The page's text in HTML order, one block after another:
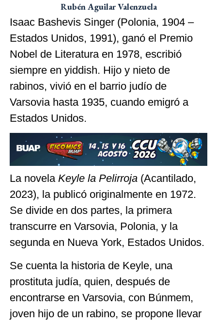
Rubén Aguilar Valenzuela
Isaac Bashevis Singer (Polonia, 1904 –
Estados Unidos, 1991), ganó el Premio
Nobel de Literatura en 1978, escribió
siempre en yiddish. Hijo y nieto de
rabinos, vivió en el barrio judío de
Varsovia hasta 1935, cuando emigró a
Estados Unidos.
La novela Keyle la Pelirroja (Acantilado,
2023), la publicó originalmente en 1972.
Se divide en dos partes, la primera
transcurre en Varsovia, Polonia, y la
segunda en Nueva York, Estados Unidos.
Se cuenta la historia de Keyle, una
prostituta judía, quien, después de
encontrarse en Varsovia, con Búnmem,
joven hijo de un rabino, se propone llevar